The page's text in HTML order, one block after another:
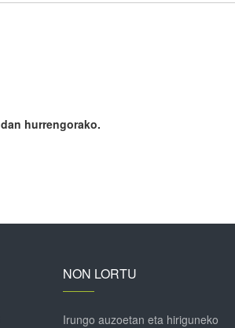
hurrengorako.
NON LORTU
Irungo auzoetan eta hiriguneko